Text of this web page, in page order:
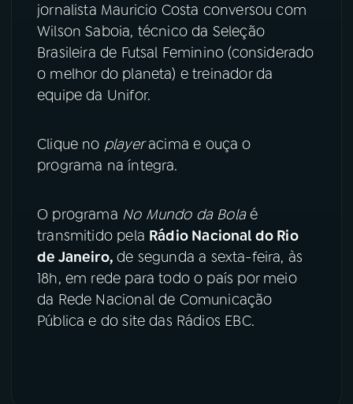
Instagram X
TikTok
jornalista Mauricio Costa conversou com
Wilson Saboia, técnico da Seleção
Brasileira de Futsal Feminino (considerado
o melhor do planeta) e treinador da
equipe da Unifor.
Clique no playeracima e ouça o
programa na íntegra.
O programa No Mundo da Bolaé
transmitido pela Rádio Nacional do Rio
de Janeiro,de segunda a sexta-feira, às
18h, em rede para todo o país por meio
da Rede Nacional de Comunicação
Pública e do site das Rádios EBC.